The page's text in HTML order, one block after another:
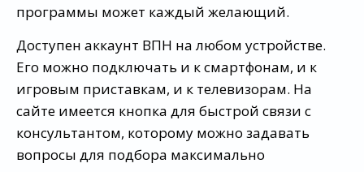
программы может каждый желающий.
Доступен аккаунт ВПН на любом устройстве.
Его можно подключать и к смартфонам, и к
игровым приставкам, и к телевизорам. На
сайте имеется кнопка для быстрой связи с
консультантом, которому можно задавать
вопросы для подбора максимально